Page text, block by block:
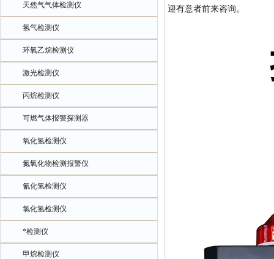
天然气气体检测仪
氢气检测仪
环氧乙烷检测仪
激光检测仪
丙烷检测仪
可燃气体报警探测器
氧化氢检测仪
氮氧化物检测报警仪
氰化氢检测仪
氯化氢检测仪
*检测仪
甲烷检测仪
迎有意者前来咨询。